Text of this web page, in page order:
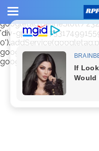
window.googletag =
googletag.defineSlot('/
'div-gpt-ad-
googletag.enableServices();